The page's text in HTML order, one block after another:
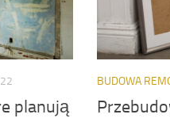
planują
BUDOWA